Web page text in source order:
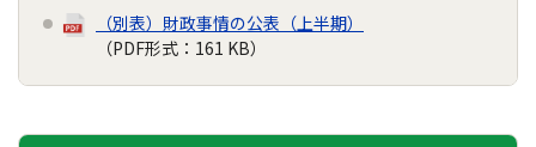
（別表）財政事情の公表（上半期）
（PDF形式：161 KB）